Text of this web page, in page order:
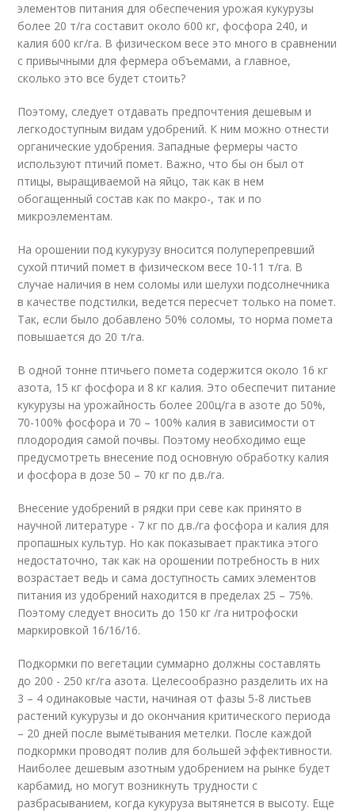
элементов питания для обеспечения урожая кукурузы
более 20 т/га составит около 600 кг, фосфора 240, и
калия 600 кг/га. В физическом весе это много в сравнении
с привычными для фермера объемами, а главное,
сколько это все будет стоить?
Поэтому, следует отдавать предпочтения дешевым и
легкодоступным видам удобрений. К ним можно отнести
органические удобрения. Западные фермеры часто
используют птичий помет. Важно, что бы он был от
птицы, выращиваемой на яйцо, так как в нем
обогащенный состав как по макро-, так и по
микроэлементам.
На орошении под кукурузу вносится полуперепревший
сухой птичий помет в физическом весе 10-11 т/га. В
случае наличия в нем соломы или шелухи подсолнечника
в качестве подстилки, ведется пересчет только на помет.
Так, если было добавлено 50% соломы, то норма помета
повышается до 20 т/га.
В одной тонне птичьего помета содержится около 16 кг
азота, 15 кг фосфора и 8 кг калия. Это обеспечит питание
кукурузы на урожайность более 200ц/га в азоте до 50%,
70-100% фосфора и 70 – 100% калия в зависимости от
плодородия самой почвы. Поэтому необходимо еще
предусмотреть внесение под основную обработку калия
и фосфора в дозе 50 – 70 кг по д.в./га.
Внесение удобрений в рядки при севе как принято в
научной литературе - 7 кг по д.в./га фосфора и калия для
пропашных культур. Но как показывает практика этого
недостаточно, так как на орошении потребность в них
возрастает ведь и сама доступность самих элементов
питания из удобрений находится в пределах 25 – 75%.
Поэтому следует вносить до 150 кг /га нитрофоски
маркировкой 16/16/16.
Подкормки по вегетации суммарно должны составлять
до 200 - 250 кг/га азота. Целесообразно разделить их на
3 – 4 одинаковые части, начиная от фазы 5-8 листьев
растений кукурузы и до окончания критического периода
– 20 дней после вымётывания метелки. После каждой
подкормки проводят полив для большей эффективности.
Наиболее дешевым азотным удобрением на рынке будет
карбамид, но могут возникнуть трудности с
разбрасыванием, когда кукуруза вытянется в высоту. Еще